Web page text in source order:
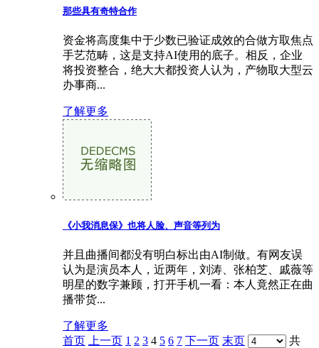
那些具有奇特合作
资金将高度集中于少数已验证成效的合做方取焦点
手艺范畴，这是支持AI使用的底子。相反，企业
将投资整合，绝大大都投资人认为，产物取大型云
办事商...
了解更多
《小我消息保》也将人脸、声音等列为
并且曲播间都没有明白标出由AI制做。有网友误
认为是演员本人，近两年，刘涛、张柏芝、戚薇等
明星的数字兼顾，打开手机一看：本人竟然正在曲
播带货...
了解更多
首页
上一页 1 2 3 4 5 6 7 下一页 末页 共